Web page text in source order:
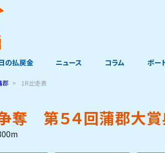
の払戻金 ニュース コラム ボー
郡 1R出走表
奪 第５４回蒲郡大